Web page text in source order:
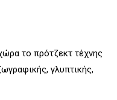
το πρότζεκτ τέχνης
γλυπτικής,